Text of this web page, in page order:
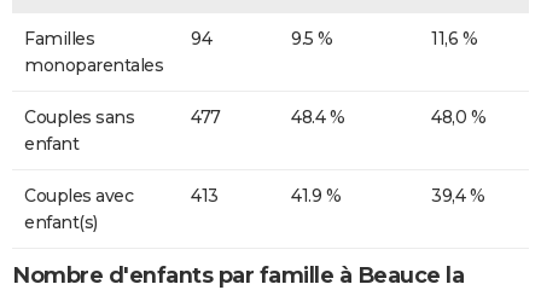
Familles
monoparentales
94 9.5 % 11,6 %
Couples sans
enfant
477 48.4 % 48,0 %
Couples avec
enfant(s)
413 41.9 % 39,4 %
Nombre d'enfants par famille à Beauce la